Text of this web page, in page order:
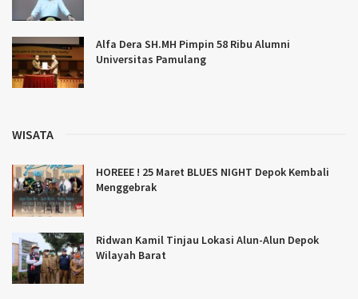
Alfa Dera SH.MH Pimpin 58 Ribu Alumni
Universitas Pamulang
WISATA
HOREEE ! 25 Maret BLUES NIGHT Depok Kembali
Menggebrak
Ridwan Kamil Tinjau Lokasi Alun-Alun Depok
Wilayah Barat